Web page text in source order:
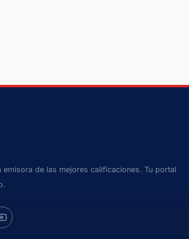
emisora de las mejores calificaciones. Tu portal